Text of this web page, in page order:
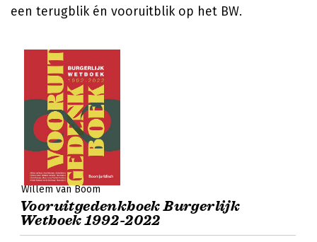
een terugblik én vooruitblik op het BW.
Willem van Boom
Vooruitgedenkboek Burgerlijk
Wetboek 1992-2022